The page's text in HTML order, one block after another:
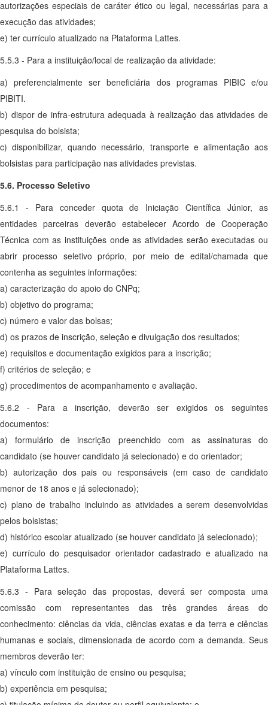
autorizações especiais de caráter ético ou legal, necessárias para a
execução das atividades;
e) ter currículo atualizado na Plataforma Lattes.
5.5.3 - Para a instituição/local de realização da atividade:
a) preferencialmente ser beneficiária dos programas PIBIC e/ou
PIBITI.
b) dispor de infra-estrutura adequada à realização das atividades de
pesquisa do bolsista;
c) disponibilizar, quando necessário, transporte e alimentação aos
bolsistas para participação nas atividades previstas.
5.6. Processo Seletivo
5.6.1 - Para conceder quota de Iniciação Científica Júnior, as
entidades parceiras deverão estabelecer Acordo de Cooperação
Técnica com as instituições onde as atividades serão executadas ou
abrir processo seletivo próprio, por meio de edital/chamada que
contenha as seguintes informações:
a) caracterização do apoio do CNPq;
b) objetivo do programa;
c) número e valor das bolsas;
d) os prazos de inscrição, seleção e divulgação dos resultados;
e) requisitos e documentação exigidos para a inscrição;
f) critérios de seleção; e
g) procedimentos de acompanhamento e avaliação.
5.6.2 - Para a inscrição, deverão ser exigidos os seguintes
documentos:
a) formulário de inscrição preenchido com as assinaturas do
candidato (se houver candidato já selecionado) e do orientador;
b) autorização dos pais ou responsáveis (em caso de candidato
menor de 18 anos e já selecionado);
c) plano de trabalho incluindo as atividades a serem desenvolvidas
pelos bolsistas;
d) histórico escolar atualizado (se houver candidato já selecionado);
e) currículo do pesquisador orientador cadastrado e atualizado na
Plataforma Lattes.
5.6.3 - Para seleção das propostas, deverá ser composta uma
comissão com representantes das três grandes áreas do
conhecimento: ciências da vida, ciências exatas e da terra e ciências
humanas e sociais, dimensionada de acordo com a demanda. Seus
membros deverão ter:
a) vínculo com instituição de ensino ou pesquisa;
b) experiência em pesquisa;